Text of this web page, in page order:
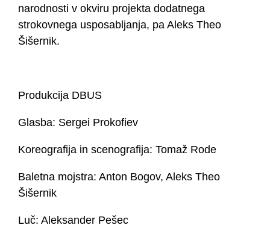
narodnosti v okviru projekta dodatnega
strokovnega usposabljanja, pa Aleks Theo
Šišernik.
Produkcija DBUS
Glasba: Sergei Prokofiev
Koreografija in scenografija: Tomaž Rode
Baletna mojstra: Anton Bogov, Aleks Theo
Šišernik
Luč: Aleksander Pešec